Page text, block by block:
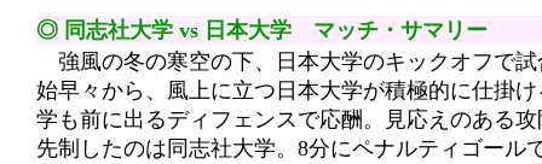
◎ 同志社大学 vs 日本大学 マッチ・サマリー
強風の冬の寒空の下、日本大学のキックオフで
始早々から、風上に立つ日本大学が積極的に仕掛
学も前に出るディフェンスで応酬。見応えのある
先制したのは同志社大学。8分にペナルティゴール